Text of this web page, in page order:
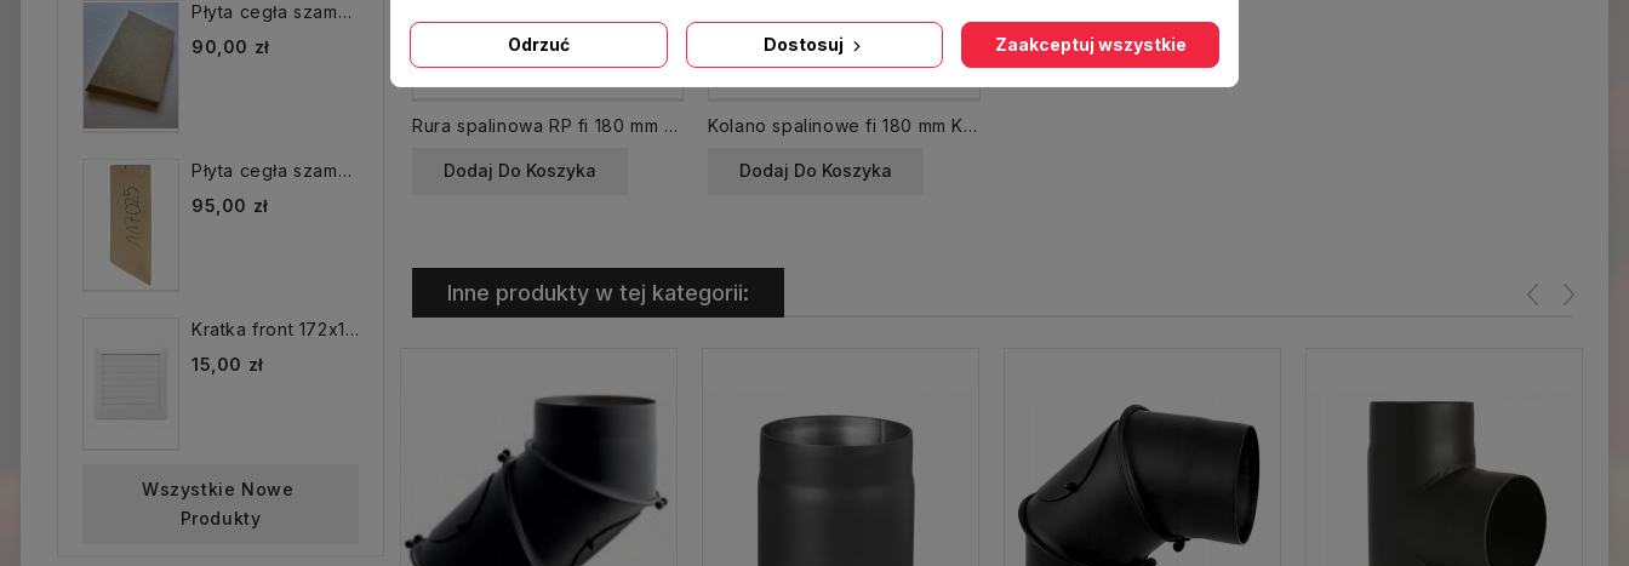
Płyta cegła szamotowa...
90,00 zł
Płyta cegła szamotowa...
95,00 zł
Kratka front 172x172 mm...
15,00 zł
Wszystkie Nowe
Produkty
Rura spalinowa RP fi 180 mm dł. 1000 mm CZ2
Dodaj Do Koszyka
Kolano spalinowe fi 180 mm KS180/90-CZ2 stałe
Dodaj Do Koszyka
Inne produkty w tej kategorii:
Odrzuć Dostosuj Zaakceptuj wszystkie